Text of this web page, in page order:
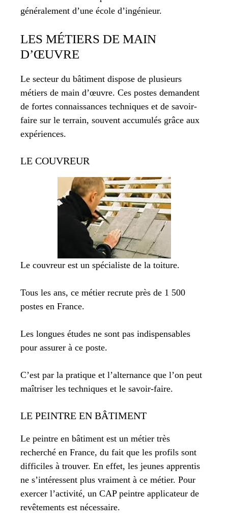
généralement d’une école d’ingénieur.
LES MÉTIERS DE MAIN
D’ŒUVRE
Le secteur du bâtiment dispose de plusieurs
métiers de main d’œuvre. Ces postes demandent
de fortes connaissances techniques et de savoir-
faire sur le terrain, souvent accumulés grâce aux
expériences.
LE COUVREUR
Le couvreur est un spécialiste de la toiture.
Tous les ans, ce métier recrute près de 1 500
postes en France.
Les longues études ne sont pas indispensables
pour assurer à ce poste.
C’est par la pratique et l’alternance que l’on peut
maîtriser les techniques et le savoir-faire.
LE PEINTRE EN BÂTIMENT
Le peintre en bâtiment est un métier très
recherché en France, du fait que les profils sont
difficiles à trouver. En effet, les jeunes apprentis
ne s’intéressent plus vraiment à ce métier. Pour
exercer l’activité, un CAP peintre applicateur de
revêtements est nécessaire.